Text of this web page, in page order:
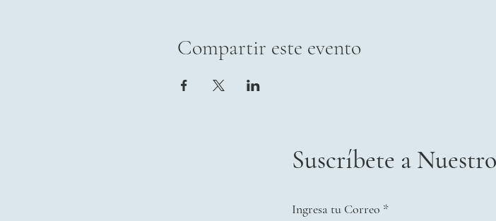
Compartir este evento
Suscríbete a
Ingresa tu Correo